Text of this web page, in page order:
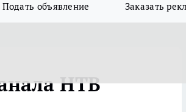
Подать объявление Заказать
НТВ